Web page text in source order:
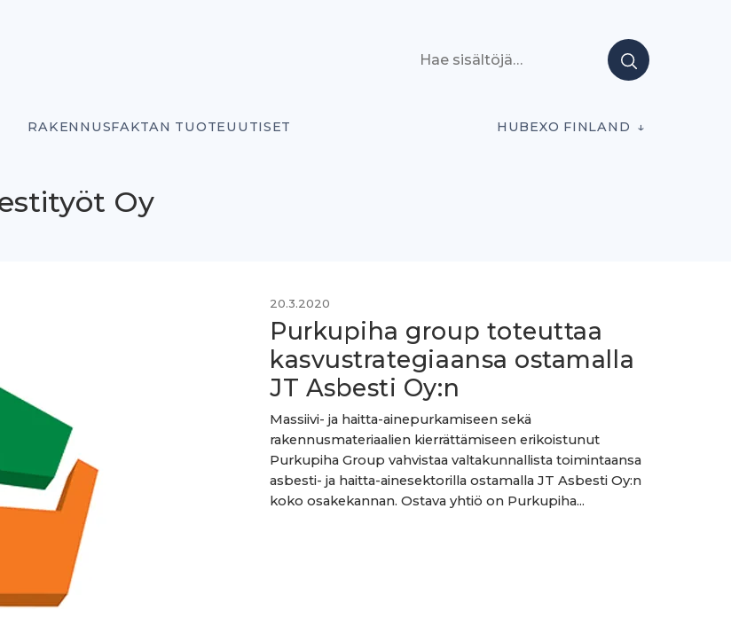
RAKENNUSFAKTAN TUOTEUUTISET HUBEXO FINLAND
Oy
20.3.2020
Purkupiha group toteuttaa
kasvustrategiaansa ostamalla
JT Asbesti Oy:n
Massiivi- ja haitta-ainepurkamiseen sekä
rakennusmateriaalien kierrättämiseen erikoistunut
Purkupiha Group vahvistaa valtakunnallista toimintaansa
asbesti- ja haitta-ainesektorilla ostamalla JT Asbesti Oy:n
koko osakekannan. Ostava yhtiö on Purkupiha...